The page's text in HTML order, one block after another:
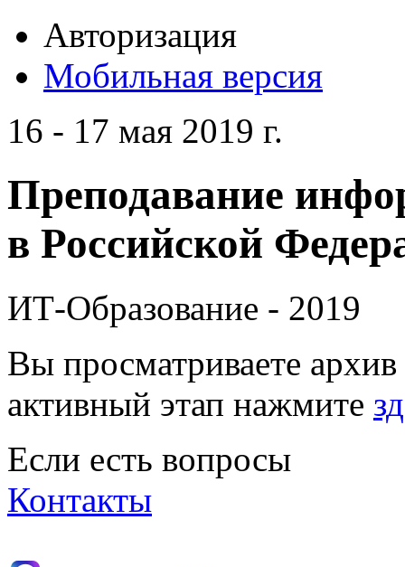
Авторизация
Мобильная версия
16 - 17 мая 2019 г.
Преподавание
в Российской
ИТ-Образование - 2019
Вы просматриваете
активный этап нажмите
Если есть вопросы
Контакты